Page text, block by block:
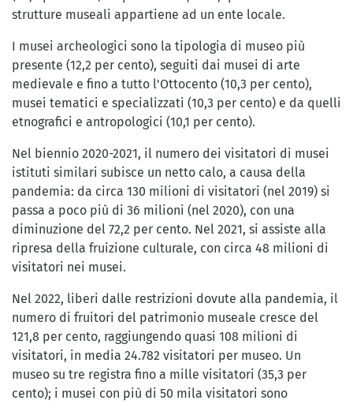
strutture museali appartiene ad un ente locale.
I musei archeologici sono la tipologia di museo più
presente (12,2 per cento), seguiti dai musei di arte
medievale e fino a tutto l'Ottocento (10,3 per cento),
musei tematici e specializzati (10,3 per cento) e da quelli
etnografici e antropologici (10,1 per cento).
Nel biennio 2020-2021, il numero dei visitatori di musei
istituti similari subisce un netto calo, a causa della
pandemia: da circa 130 milioni di visitatori (nel 2019) si
passa a poco più di 36 milioni (nel 2020), con una
diminuzione del 72,2 per cento. Nel 2021, si assiste alla
ripresa della fruizione culturale, con circa 48 milioni di
visitatori nei musei.
Nel 2022, liberi dalle restrizioni dovute alla pandemia, il
numero di fruitori del patrimonio museale cresce del
121,8 per cento, raggiungendo quasi 108 milioni di
visitatori, in media 24.782 visitatori per museo. Un
museo su tre registra fino a mille visitatori (35,3 per
cento); i musei con più di 50 mila visitatori sono